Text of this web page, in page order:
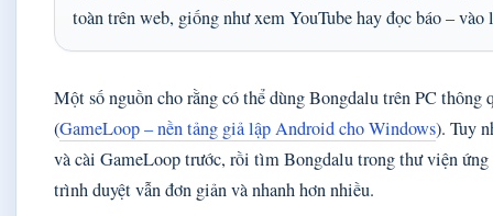
toàn trên web, giống như xem YouTube hay đọc báo –
Một số nguồn cho rằng có thể dùng Bongdalu trên PC
(GameLoop – nền tảng giả lập Android cho Windows). Tuy
và cài GameLoop trước, rồi tìm Bongdalu trong thư viện
trình duyệt vẫn đơn giản và nhanh hơn nhiều.